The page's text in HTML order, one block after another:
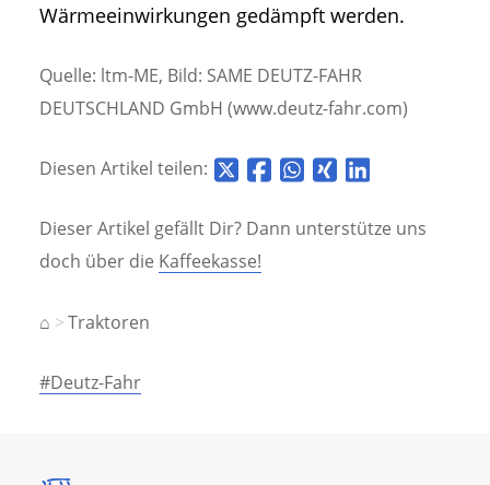
Wärmeeinwirkungen gedämpft werden.
Quelle: ltm-ME, Bild: SAME DEUTZ-FAHR
DEUTSCHLAND GmbH (www.deutz-fahr.com)
Diesen Artikel teilen:
Dieser Artikel gefällt Dir? Dann unterstütze uns
doch über die Kaffeekasse!
⌂ Traktoren
#Deutz-Fahr